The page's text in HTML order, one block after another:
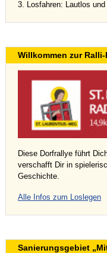
3. Losfahren: Lautlos
Willkommen zur
Diese Dorfrallye führt
verschafft Dir in
Geschichte.
Alle Infos zum Loslegen
Sanierungsgebiet